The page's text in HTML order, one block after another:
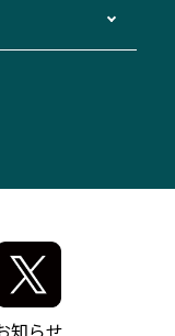
病院直通バ
管内）
国際空港
セット